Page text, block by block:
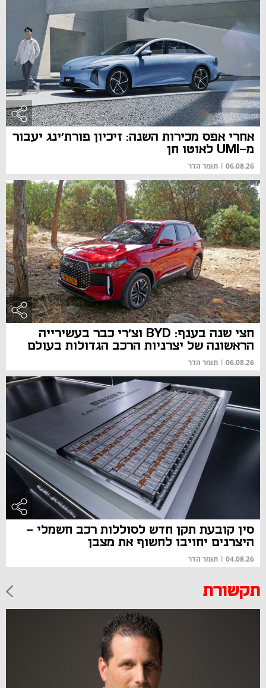
אחרי אפס מכירות השנה: זיכיון פורת'ינג יעבור
מ-UMI לאוטו חן
06.08.26
| תומר הדר
חצי שנה בענף: BYD וצ'רי כבר בעשירייה
הראשונה של יצרניות הרכב הגדולות בעולם
06.08.26
| תומר הדר
סין קובעת תקן חדש לסוללות רכב חשמלי -
היצרנים יחויבו לחשוף את מצבן
04.08.26
| תומר הדר
תקשורת